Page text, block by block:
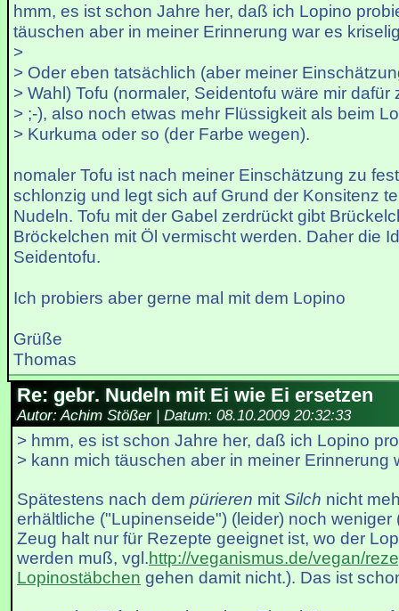
hmm, es ist schon Jahre her, daß ich Lopino
täuschen aber in meiner Erinnerung war es
>
> Oder eben tatsächlich (aber meiner
> Wahl) Tofu (normaler, Seidentofu wäre mir dafür
> ;-), also noch etwas mehr Flüssigkeit als beim
> Kurkuma oder so (der Farbe wegen).
nomaler Tofu ist nach meiner Einschätzung zu
schlonzig und legt sich auf Grund der Konsitenz
Nudeln. Tofu mit der Gabel zerdrückt gibt
Bröckelchen mit Öl vermischt werden. Daher die
Seidentofu.
Ich probiers aber gerne mal mit dem Lopino
Grüße
Thomas
Re: gebr. Nudeln mit Ei wie Ei ersetzen
Autor: Achim Stößer | Datum: 08.10.2009 20:32:33
> hmm, es ist schon Jahre her, daß ich Lopino
> kann mich täuschen aber in meiner Erinnerung
Spätestens nach dem pürieren mit Silch nicht
erhältliche ("Lupinenseide") (leider) noch weniger
Zeug halt nur für Rezepte geeignet ist, wo der
werden muß, vgl.http://veganismus.de/vegan/
Lopinostäbchen gehen damit nicht.). Das ist